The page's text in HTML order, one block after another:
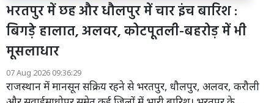
भरतपुर में छह और धौलपुर में चार इंच बारिश :
बिगड़े हालात, अलवर, कोटपूतली-बहरोड़ में भी
मूसलाधार
07 Aug 2026 09:36:29
राजस्थान में मानसून सक्रिय रहने से भरतपुर, धौलपुर, अलवर, करौली